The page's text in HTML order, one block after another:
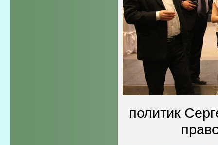
политик